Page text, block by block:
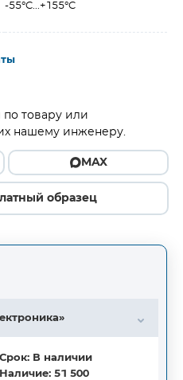
-55°C...+155°C
по товару или
нашему инженеру.
MAX
образец
Срок: В наличии
Наличие:51 500